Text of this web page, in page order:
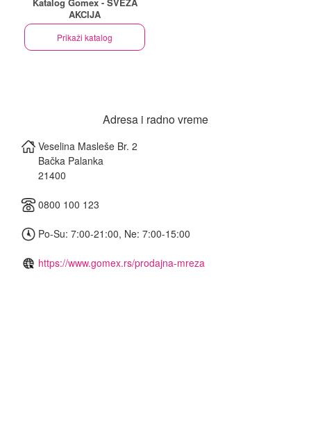
AKCIJA
Prikaži katalog
Adresa i radno vreme
Veselina Masleše Br. 2
Bačka Palanka
21400
0800 100 123
Po-Su: 7:00-21:00, Ne: 7:00-15:00
https://www.gomex.rs/prodajna-mreza